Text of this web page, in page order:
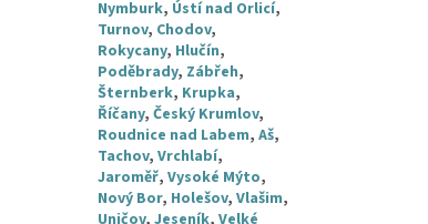
Nymburk, Ústí nad Orlicí,
Turnov, Chodov,
Rokycany, Hlučín,
Poděbrady, Zábřeh,
Šternberk, Krupka,
Říčany,Český Krumlov,
Roudnice nad Labem,Aš,
Tachov,Vrchlabí,
Jaroměř,Vysoké Mýto,
Nový Bor, Holešov,Vlašim,